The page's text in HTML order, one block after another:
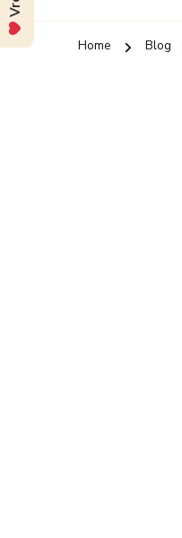
Home Blog